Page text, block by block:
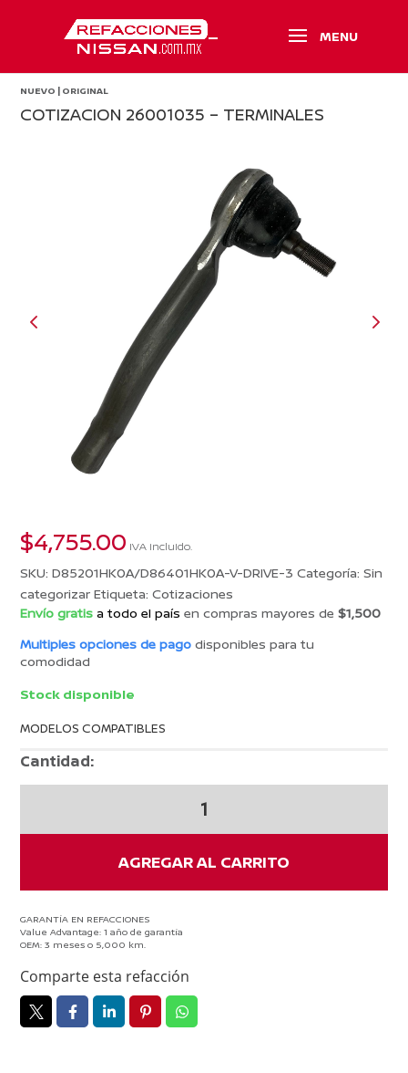
NUEVO | ORIGINAL
COTIZACION 26001035 – TERMINALES
$4,755.00 IVA incluido.
SKU:D85201HK0A/D86401HK0A-V-DRIVE-3 Categoría:Sin
categorizar Etiqueta:Cotizaciones
Envío gratis a todo el paísen compras mayores de$1,500
Multiples opciones de pagodisponibles para tu
comodidad
Stock disponible
MODELOS COMPATIBLES
Cantidad:
-
AGREGAR AL CARRITO
GARANTÍA EN REFACCIONES
Value Advantage: 1 año de garantía
OEM: 3 meses o 5,000 km.
Comparte esta refacción